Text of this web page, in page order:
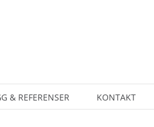
& REFERENSER KONTAKT